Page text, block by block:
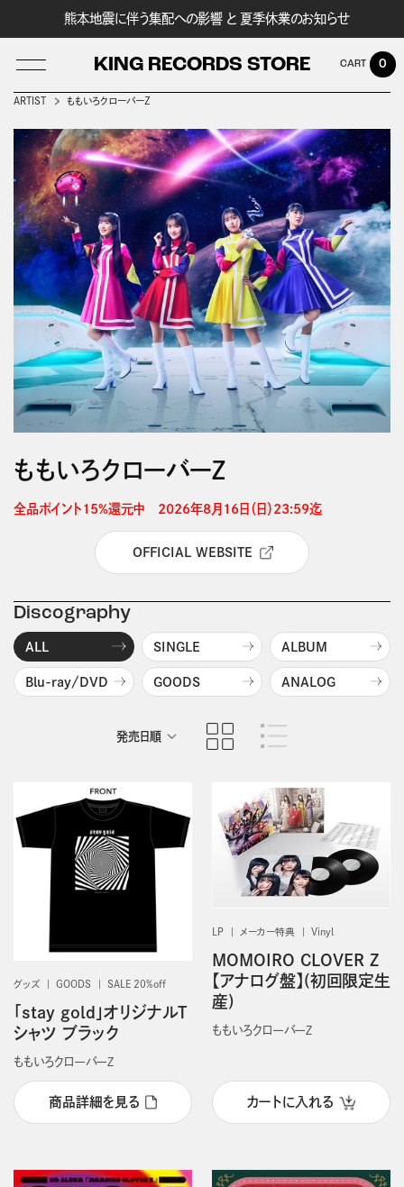
熊本地震に伴う集配への影響 と 夏季休業のお知らせ
KING RECORDS STORE
LOG IN
0
ARTIST ももいろクローバーＺ
ももいろクローバーＺ
全品ポイント15%還元中　2026年8月16日（日）23:59迄
OFFICIAL WEBSITE
Discography
ALL SINGLE ALBUM
Blu-ray/DVD GOODS ANALOG
発売日順
グッズ GOODS SALE 20%off
「stay gold」オリジナルT
シャツ ブラック
ももいろクローバーＺ
商品詳細を見る
LP メーカー特典 Vinyl
MOMOIRO CLOVER Z
【アナログ盤】(初回限定生
産)
ももいろクローバーＺ
カートに入れる